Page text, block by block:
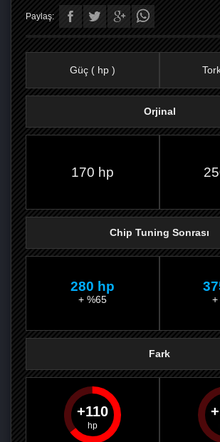
Paylaş:
PAYLAŞPAYLAŞPLUS'TA
Güç ( hp )
Orjinal
170 hp
Chip Tuning Sonrası
280 hp
+ %65 +
Fark
110